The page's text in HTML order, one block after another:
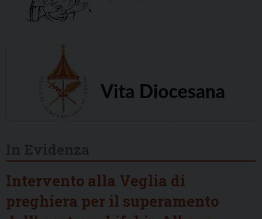
Intervento alla Veglia di
preghiera per il superamento